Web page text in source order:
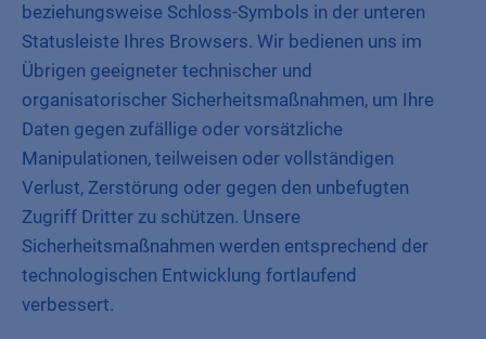
beziehungsweise Schloss-Symbols in der unteren
Statusleiste Ihres Browsers. Wir bedienen uns im
Übrigen geeigneter technischer und
organisatorischer Sicherheitsmaßnahmen, um Ihre
Daten gegen zufällige oder vorsätzliche
Manipulationen, teilweisen oder vollständigen
Verlust, Zerstörung oder gegen den unbefugten
Zugriff Dritter zu schützen. Unsere
Sicherheitsmaßnahmen werden entsprechend der
technologischen Entwicklung fortlaufend
verbessert.